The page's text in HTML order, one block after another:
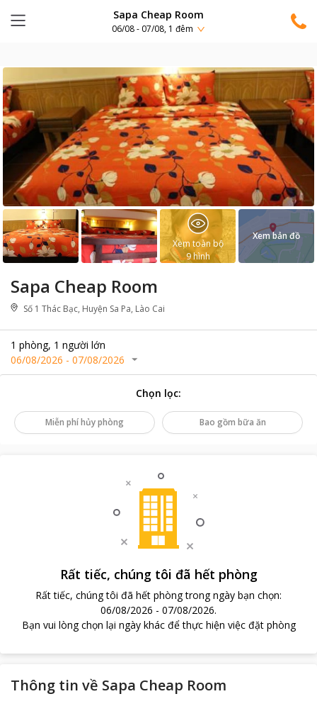
Sapa Cheap Room
06/08 - 07/08, 1 đêm
Sapa Cheap Room
Số 1 Thác Bạc, Huyện Sa Pa, Lào Cai
1 phòng, 1 người lớn
06/08/2026 - 07/08/2026
Xem toàn bộ
9hình
Xem bản đồ
Chọn lọc:
Miễn phí hủy phòng Bao gồm bữa ăn
Rất tiếc, chúng tôi đã hết phòng
Rất tiếc, chúng tôi đã hết phòng trong ngày bạn chọn:
06/08/2026 - 07/08/2026.
Bạn vui lòng chọn lại ngày khác để thực hiện việc đặt phòng
Thông tin về Sapa Cheap Room